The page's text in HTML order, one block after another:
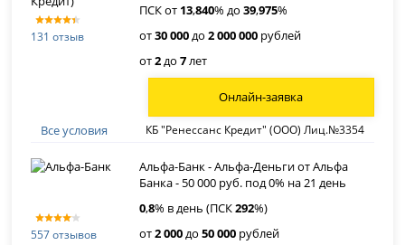
131 отзыв
ПСК от 13,840% до39,975%
от30 000до2 000 000 рублей
от2до7лет
Все условия КБ "Ренессанс Кредит" (ООО) Лиц.№3354
Онлайн-заявка
557 отзывов
Альфа-Банк - Альфа-Деньги от Альфа
Банка - 50 000 руб. под 0% на 21 день
0,8% в день (ПСК292%)
от2 000до50 000 рублей